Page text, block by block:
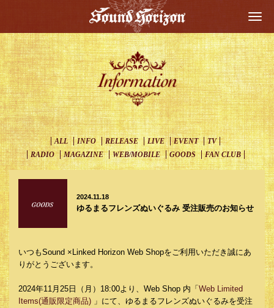
ALL INFO RELEASE LIVE EVENT
TV
RADIO
MAGAZINE WEB/MOBILE GOODS FAN CLUB
2024.11.18
ゆるまるフレンズぬいぐるみ 受注販売のお知らせ
いつもSound ×Linked Horizon Web Shopをご利用いただき誠にあ
りがとうございます。
2024年11月25日（月）18:00より、Web Shop 内「 Web Limited
Items(通販限定商品) 」にて、ゆるまるフレンズぬいぐるみを受注